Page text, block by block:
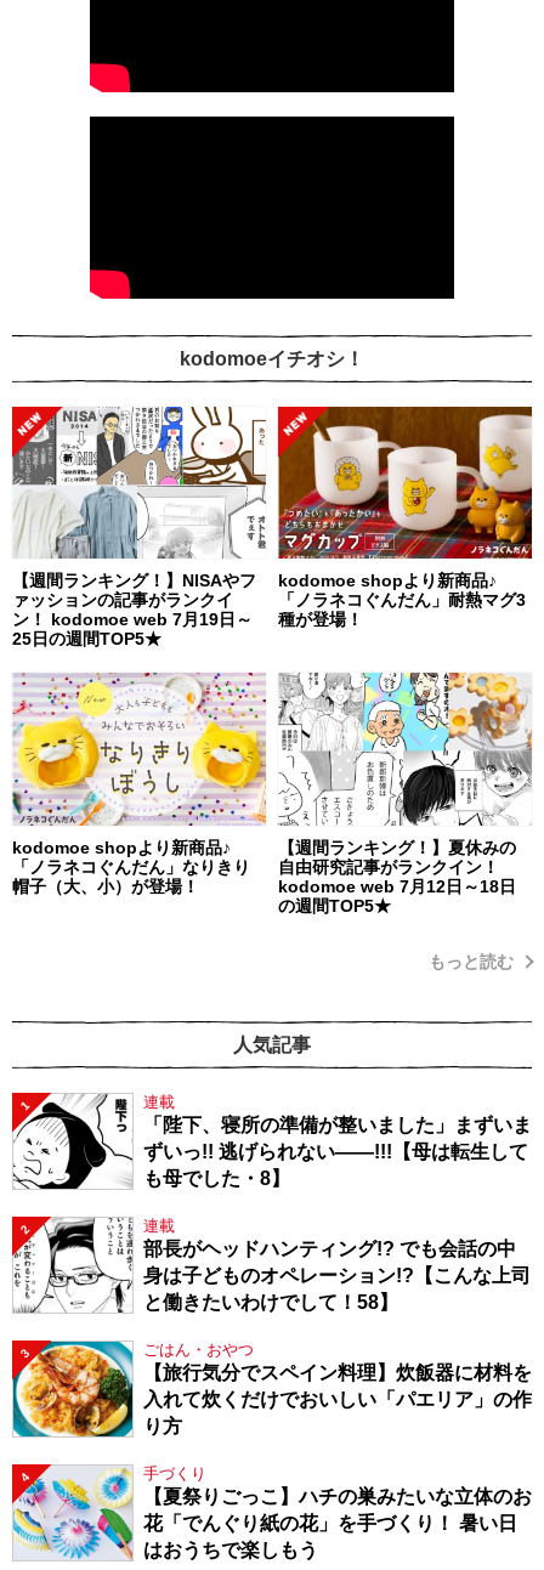
kodomoeイチオシ！
【週間ランキング！】NISAやフ
ァッションの記事がランクイ
ン！ kodomoe web 7月19日～
25日の週間TOP5★
kodomoe shopより新商品♪
「ノラネコぐんだん」耐熱マグ3
種が登場！
kodomoe shopより新商品♪
「ノラネコぐんだん」なりきり
帽子（大、小）が登場！
【週間ランキング！】夏休みの
自由研究記事がランクイン！
kodomoe web 7月12日～18日
の週間TOP5★
もっと読む
人気記事
1 連載
「陛下、寝所の準備が整いました」まずいま
ずいっ!! 逃げられない――!!!【母は転生して
も母でした・8】
2 連載
部長がヘッドハンティング!? でも会話の中
身は子どものオペレーション!?【こんな上司
と働きたいわけでして！58】
3 ごはん・おやつ
【旅行気分でスペイン料理】炊飯器に材料を
入れて炊くだけでおいしい「パエリア」の作
り方
4 手づくり
【夏祭りごっこ】ハチの巣みたいな立体のお
花「でんぐり紙の花」を手づくり！ 暑い日
はおうちで楽しもう